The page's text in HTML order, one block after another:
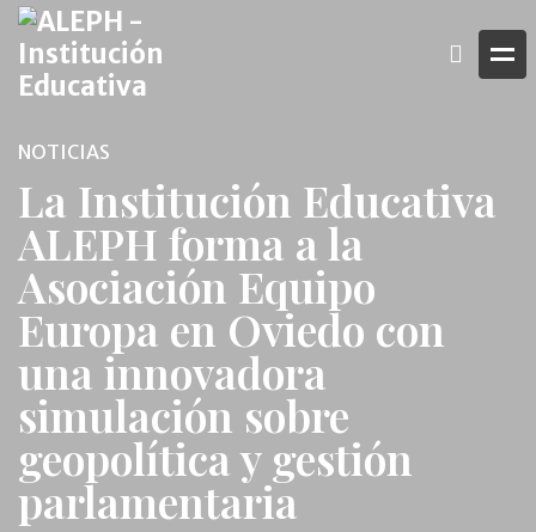
NOTICIAS
La Institución Educativa
ALEPH forma a la
Asociación Equipo
Europa en Oviedo con
una innovadora
simulación sobre
geopolítica y gestión
parlamentaria